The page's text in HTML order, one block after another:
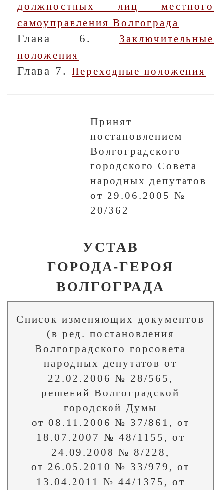
должностных лиц местного
самоуправления Волгограда
Глава 6. Заключительные
положения
Глава 7. Переходные положения
Принят
постановлением
Волгоградского
городского Совета
народных депутатов
от 29.06.2005 №
20/362
УСТАВ
ГОРОДА-ГЕРОЯ
ВОЛГОГРАДА
Список изменяющих документов
(в ред. постановления
Волгоградского горсовета
народных депутатов от
22.02.2006 № 28/565,
решений Волгоградской
городской Думы
от 08.11.2006 № 37/861, от
18.07.2007 № 48/1155, от
24.09.2008 № 8/228,
от 26.05.2010 № 33/979, от
13.04.2011 № 44/1375, от